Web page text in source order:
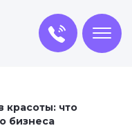
красоты: что
бизнеса